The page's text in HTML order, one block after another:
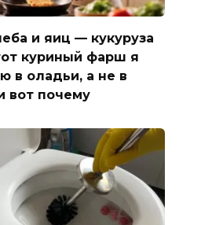
и яиц — кукуруза
куриный фарш я
в оладьи, а не в
вот почему